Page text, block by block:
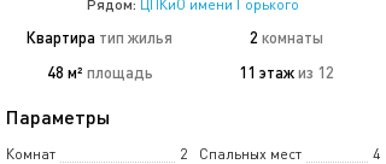
Рядом: ЦПКиО имени Горького
Квартира тип жилья 2 комнаты
48 м² площадь 11 этажиз 12
Параметры
Комнат 2 Спальных мест
4